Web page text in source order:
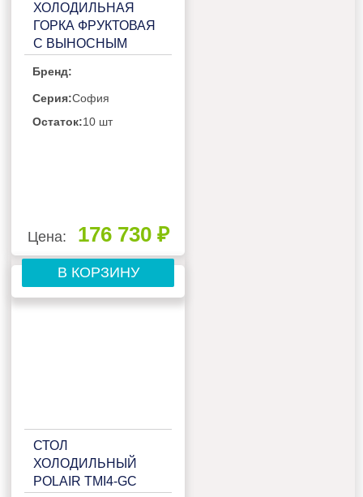
ХОЛОДИЛЬНАЯ
ГОРКА ФРУКТОВАЯ
С ВЫНОСНЫМ
МАРИХОЛОДМАШ
СОФИЯ 220/92
ВХСП-2,5
Бренд:
Серия:София
Остаток:10 шт
Цена: 176 730 ₽
В КОРЗИНУ
СТОЛ
ХОЛОДИЛЬНЫЙ
POLAIR TMI4-GC